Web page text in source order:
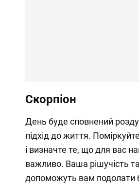
Скорпіон
День буде сповнений
підхід до життя.
і визначте те, що для вас
важливо. Ваша рішучість
допоможуть вам подолати